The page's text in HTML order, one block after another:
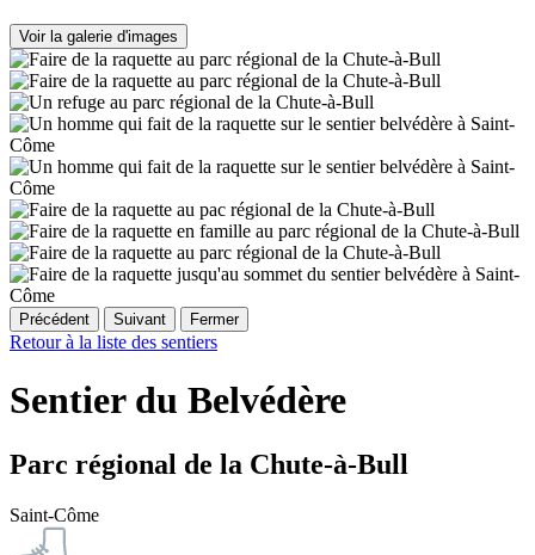
Voir la galerie d'images
Précédent Suivant Fermer
Retour à la liste des sentiers
Sentier du Belvédère
Parc régional de la Chute-à-Bull
Saint-Côme